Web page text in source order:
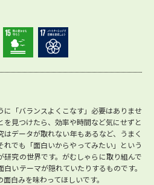
に「バランスよくこなす」必要はありませ
見つけたら、効率や時間など気にせずと
データが取れない年もあるなど、うまく
れでも「面白いからやってみたい」という
究の世界です。がむしゃらに取り組んで
いテーマが隠れていたりするものです。
白みを味わってほしいです。